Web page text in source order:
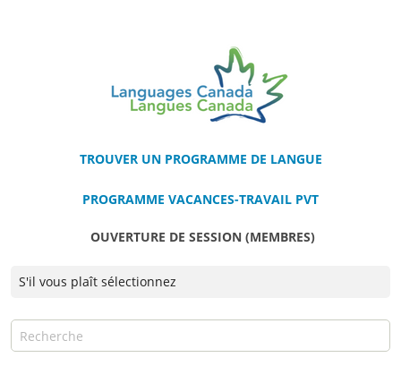
TROUVER UN PROGRAMME DE LANGUE
PROGRAMME VACANCES-TRAVAIL PVT
OUVERTURE DE SESSION (MEMBRES)